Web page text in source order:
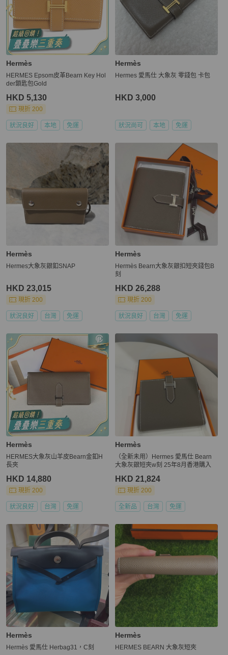
Hermès
HERMES Epsom皮革Bearn Key Hol
der鎖匙包Gold
HKD 5,130
現折 200
狀況良好 本地 免運
Hermès
Hermes 愛馬仕 大象灰 零錢包 卡包
HKD 3,000
狀況尚可 本地 免運
Hermès
Hermes大象灰銀釦SNAP
HKD 23,015
現折 200
狀況良好 台灣 免運
Hermès
Hermès Bearn大象灰銀扣短夾錢包B
刻
HKD 26,288
現折 200
狀況良好 台灣 免運
Hermès
HERMES大象灰山羊皮Bearn金釦H
長夾
HKD 14,880
現折 200
狀況良好 台灣 免運
Hermès
（全新未用）Hermes 愛馬仕 Bearn
大象灰銀短夾w刻 25年8月香港購入
HKD 21,824
現折 200
全新品 台灣 免運
Hermès
Hermès 愛馬仕 Herbag31，C刻
Hermès
HERMES BEARN 大象灰短夾